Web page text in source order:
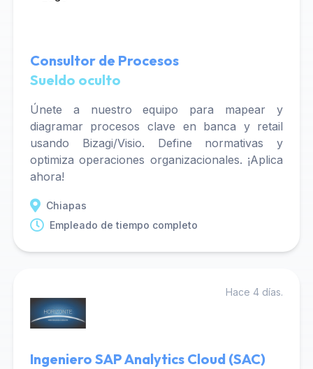
Consultor de Procesos
Sueldo oculto
Únete a nuestro equipo para mapear y
diagramar procesos clave en banca y retail
usando Bizagi/Visio. Define normativas y
optimiza operaciones organizacionales. ¡Aplica
ahora!
Chiapas
Empleado de tiempo completo
Hace 4 días.
Ingeniero SAP Analytics Cloud (SAC)